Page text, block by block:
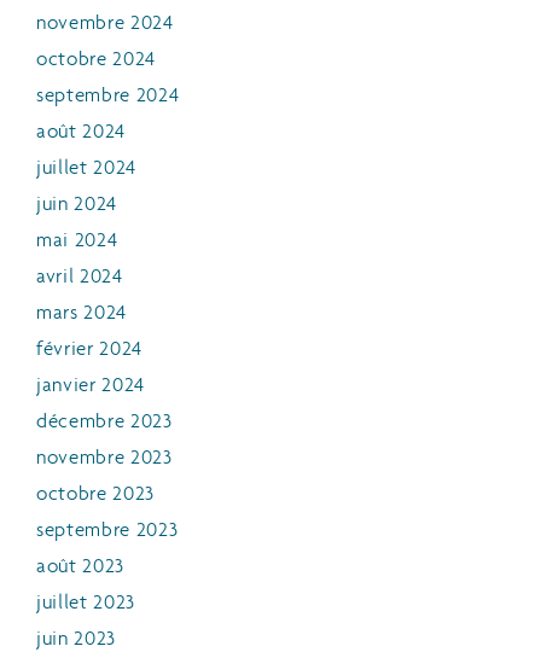
novembre 2024
octobre 2024
septembre 2024
août 2024
juillet 2024
juin 2024
mai 2024
avril 2024
mars 2024
février 2024
janvier 2024
décembre 2023
novembre 2023
octobre 2023
septembre 2023
août 2023
juillet 2023
juin 2023